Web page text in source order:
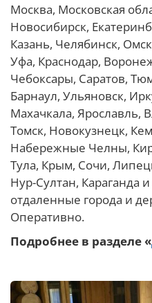
Москва, Московская
Новосибирск,
Казань, Челябинск,
Уфа, Краснодар,
Чебоксары, Саратов,
Барнаул, Ульяновск,
Махачкала, Ярославль,
Томск, Новокузнецк,
Набережные Челны,
Тула, Крым, Сочи,
Нур-Султан, Караганда
отдаленные города и
Оперативно.
Подробнее в разделе «